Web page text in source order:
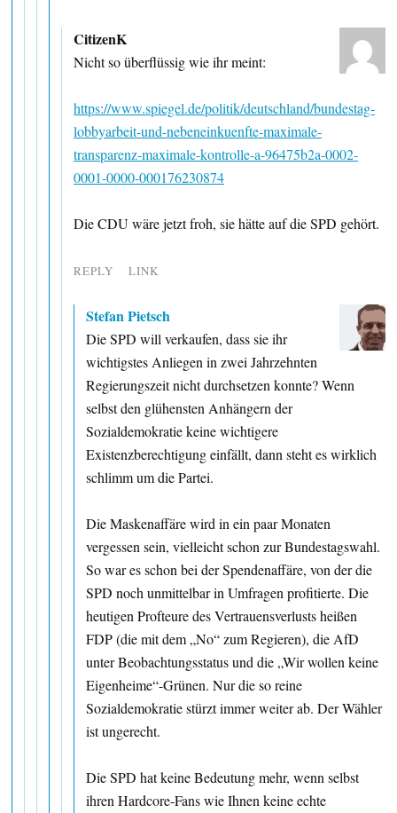
CitizenK
Nicht so überflüssig wie ihr meint:
https://www.spiegel.de/politik/deutschland/bundestag-
lobbyarbeit-und-nebeneinkuenfte-maximale-
transparenz-maximale-kontrolle-a-96475b2a-0002-
0001-0000-000176230874
Die CDU wäre jetzt froh, sie hätte auf die SPD gehört.
REPLY LINK
Stefan Pietsch
Die SPD will verkaufen, dass sie ihr
wichtigstes Anliegen in zwei Jahrzehnten
Regierungszeit nicht durchsetzen konnte? Wenn
selbst den glühensten Anhängern der
Sozialdemokratie keine wichtigere
Existenzberechtigung einfällt, dann steht es wirklich
schlimm um die Partei.
Die Maskenaffäre wird in ein paar Monaten
vergessen sein, vielleicht schon zur Bundestagswahl.
So war es schon bei der Spendenaffäre, von der die
SPD noch unmittelbar in Umfragen profitierte. Die
heutigen Profteure des Vertrauensverlusts heißen
FDP (die mit dem „No“ zum Regieren), die AfD
unter Beobachtungsstatus und die „Wir wollen keine
Eigenheime“-Grünen. Nur die so reine
Sozialdemokratie stürzt immer weiter ab. Der Wähler
ist ungerecht.
Die SPD hat keine Bedeutung mehr, wenn selbst
ihren Hardcore-Fans wie Ihnen keine echte